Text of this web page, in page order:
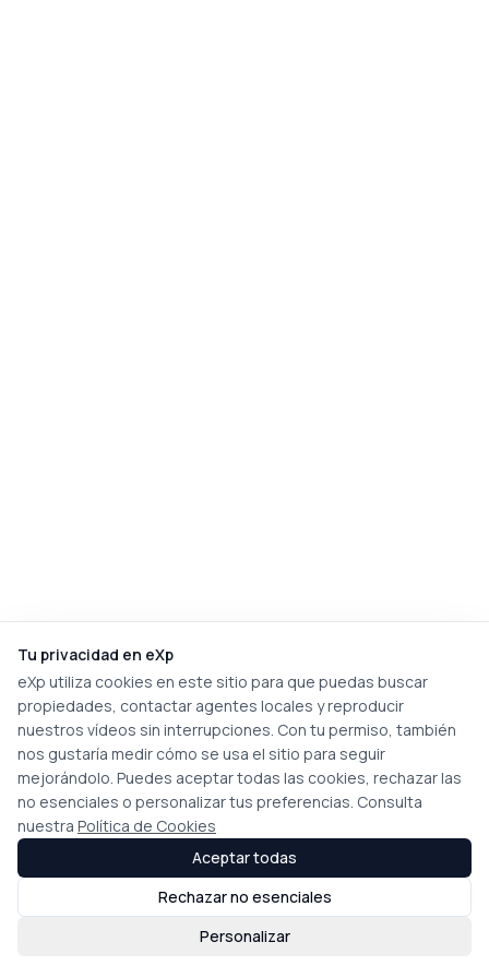
Tu privacidad en eXp
eXp utiliza cookies en este sitio para que puedas buscar
propiedades, contactar agentes locales y reproducir
nuestros vídeos sin interrupciones. Con tu permiso, también
nos gustaría medir cómo se usa el sitio para seguir
mejorándolo. Puedes aceptar todas las cookies, rechazar las
no esenciales o personalizar tus preferencias. Consulta
nuestra Política de Cookies
Personalizar
Rechazar no esenciales
Aceptar todas